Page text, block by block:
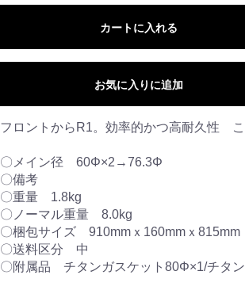
カートに入れる
お気に入りに追加
フロントからR1。効率的かつ高耐久性
〇メイン径 60Φ×2→76.3Φ
〇備考
〇重量 1.8kg
〇ノーマル重量 8.0kg
〇梱包サイズ 910mmｘ160mmｘ815mm
〇送料区分 中
〇附属品 チタンガスケット80Φ×1/チタ